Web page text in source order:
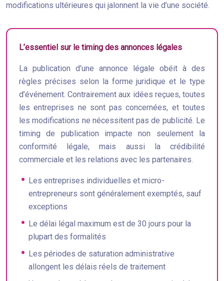
modifications ultérieures qui jalonnent la vie d’une société.
L’essentiel sur le timing des annonces légales
La publication d’une annonce légale obéit à des
règles précises selon la forme juridique et le type
d’événement. Contrairement aux idées reçues, toutes
les entreprises ne sont pas concernées, et toutes
les modifications ne nécessitent pas de publicité. Le
timing de publication impacte non seulement la
conformité légale, mais aussi la crédibilité
commerciale et les relations avec les partenaires.
Les entreprises individuelles et micro-
entrepreneurs sont généralement exemptés, sauf
exceptions
Le délai légal maximum est de 30 jours pour la
plupart des formalités
Les périodes de saturation administrative
allongent les délais réels de traitement